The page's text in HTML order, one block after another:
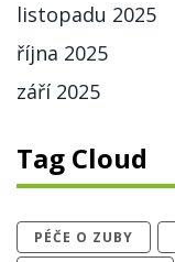
listopadu 2025
října 2025
září 2025
Tag Cloud
PÉČE O ZUBY